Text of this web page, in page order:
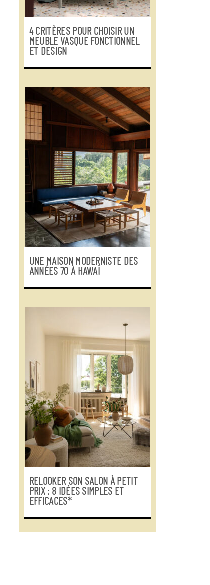
4 CRITÈRES POUR CHOISIR UN
MEUBLE VASQUE FONCTIONNEL
ET DESIGN
UNE MAISON MODERNISTE DES
ANNÉES 70 À HAWAÏ
RELOOKER SON SALON À PETIT
PRIX : 8 IDÉES SIMPLES ET
EFFICACES*